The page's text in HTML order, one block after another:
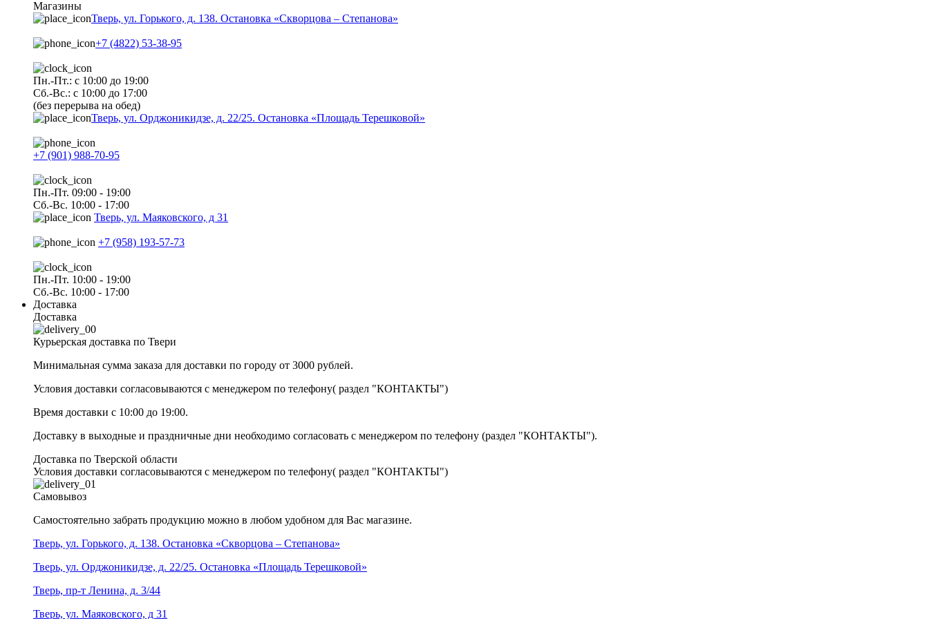
Магазины
Тверь, ул. Горького, д. 138. Остановка «Скворцова – Степанова»
+7 (4822) 53-38-95
Пн.-Пт.: с 10:00 до 19:00
Сб.-Вс.: с 10:00 до 17:00
(без перерыва на обед)
Тверь, ул. Орджоникидзе, д. 22/25. Остановка «Площадь Терешковой»
+7 (901) 988-70-95
Пн.-Пт. 09:00 - 19:00
Сб.-Вс. 10:00 - 17:00
Тверь, ул. Маяковского, д 31
+7 (958) 193-57-73
Пн.-Пт. 10:00 - 19:00
Сб.-Вс. 10:00 - 17:00
Доставка
Доставка
Курьерская доставка по Твери
Минимальная сумма заказа для доставки по городу от 3000 рублей.
Условия доставки согласовываются с менеджером по телефону( раздел "КОНТАКТЫ")
Время доставки с 10:00 до 19:00.
Доставку в выходные и праздничные дни необходимо согласовать с менеджером по телефону (раздел "КОНТАКТЫ").
Доставка по Тверской области
Условия доставки согласовываются с менеджером по телефону( раздел "КОНТАКТЫ")
Самовывоз
Самостоятельно забрать продукцию можно в любом удобном для Вас магазине.
Тверь, ул. Горького, д. 138. Остановка «Скворцова – Степанова»
Тверь, ул. Орджоникидзе, д. 22/25. Остановка «Площадь Терешковой»
Тверь, пр-т Ленина, д. 3/44
Тверь, ул. Маяковского, д 31